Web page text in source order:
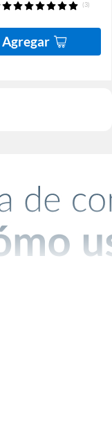
(3)
Agregar
el trabajo en madera.
formas detalladas.
para cortes de
en madera.